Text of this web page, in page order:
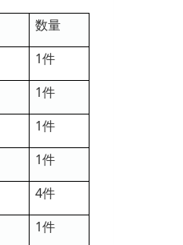
数量
1件
1件
1件
1件
4件
1件